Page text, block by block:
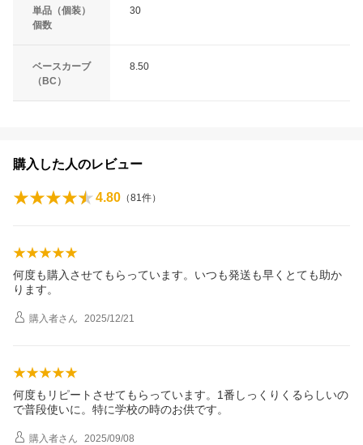
単品（個装）
個数
30
ベースカーブ
（BC）
8.50
購入した人のレビュー
4.80 （81 件）
何度も購入させてもらっています。いつも発送も早くとても助か
ります。
購入者さん 2025/12/21
何度もリピートさせてもらっています。1番しっくりくるらしいの
で普段使いに。特に学校の時のお供です。
購入者さん 2025/09/08